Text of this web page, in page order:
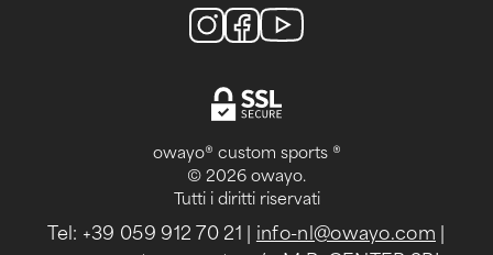
owayo® custom sports ®
© 2026 owayo.
Tutti i diritti riservati
Tel: +39 059 912 70 21 info-nl@owayo.com